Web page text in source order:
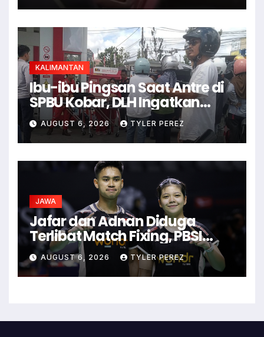
KALIMANTAN
Ibu-ibu Pingsan Saat Antre di
SPBU Kobar, DLH Ingatkan
Ancaman Dehidrasi
AUGUST 6, 2026 TYLER PEREZ
JAWA
Jafar dan Adnan Diduga
Terlibat Match Fixing, PBSI
Langsung Ubah Komposisi
Ganda Campuran
AUGUST 6, 2026 TYLER PEREZ